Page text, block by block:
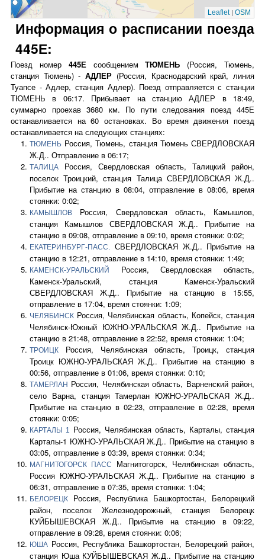
Leaflet| OSM
Информация о расписании поезда
445Е:
Поезд номер 445ЕсообщениемТЮМЕНЬ (Россия, Тюмень,
станция Тюмень) -АДЛЕР (Россия, Краснодарский край, линия
Туапсе - Адлер, станция Адлер). Поезд отправляется с станции
ТЮМЕНЬ в 06:17. Прибывает на станцию АДЛЕР в 18:49,
суммарно проехав 3680 км. По пути следования поезд 445Е
останавливается на 60 остановках. Во время движения поезд
останавливается на следующих станциях:
ТЮМЕНЬ Россия, Тюмень, станция Тюмень СВЕРДЛОВСКАЯ
Ж.Д.. Отправление в 06:17;
ТАЛИЦА
Россия, Свердловская область, Талицкий район,
поселок Троицкий, станция Талица СВЕРДЛОВСКАЯ Ж.Д..
Прибытие на станцию в 08:04, отправление в 08:06, время
стоянки: 0:02;
КАМЫШЛОВ
Россия, Свердловская область, Камышлов,
станция Камышлов СВЕРДЛОВСКАЯ Ж.Д.. Прибытие на
станцию в 09:08, отправление в 09:10, время стоянки: 0:02;
ЕКАТЕРИНБУРГ-ПАСС. СВЕРДЛОВСКАЯ Ж.Д.. Прибытие на
станцию в 12:21, отправление в 14:10, время стоянки: 1:49;
КАМЕНСК-УРАЛЬСКИЙ
Россия, Свердловская область,
Каменск-Уральский, станция Каменск-Уральский
СВЕРДЛОВСКАЯ Ж.Д.. Прибытие на станцию в 15:55,
отправление в 17:04, время стоянки: 1:09;
ЧЕЛЯБИНСК Россия, Челябинская область, Копейск, станция
Челябинск-Южный ЮЖНО-УРАЛЬСКАЯ Ж.Д.. Прибытие на
станцию в 21:48, отправление в 22:52, время стоянки: 1:04;
ТРОИЦК
Россия, Челябинская область, Троицк, станция
Троицк ЮЖНО-УРАЛЬСКАЯ Ж.Д.. Прибытие на станцию в
00:56, отправление в 01:06, время стоянки: 0:10;
ТАМЕРЛАН Россия, Челябинская область, Варненский район,
село Варна, станция Тамерлан ЮЖНО-УРАЛЬСКАЯ Ж.Д..
Прибытие на станцию в 02:23, отправление в 02:28, время
стоянки: 0:05;
КАРТАЛЫ 1 Россия, Челябинская область, Карталы, станция
Карталы-1 ЮЖНО-УРАЛЬСКАЯ Ж.Д.. Прибытие на станцию в
03:05, отправление в 03:39, время стоянки: 0:34;
МАГНИТОГОРСК ПАСС
Магнитогорск, Челябинская область,
Россия ЮЖНО-УРАЛЬСКАЯ Ж.Д.. Прибытие на станцию в
06:31, отправление в 07:35, время стоянки: 1:04;
БЕЛОРЕЦК
Россия, Республика Башкортостан, Белорецкий
район, поселок Железнодорожный, станция Белорецк
КУЙБЫШЕВСКАЯ Ж.Д.. Прибытие на станцию в 09:22,
отправление в 09:28, время стоянки: 0:06;
ЮША Россия, Республика Башкортостан, Белорецкий район,
станция Юша КУЙБЫШЕВСКАЯ Ж.Д.. Прибытие на станцию